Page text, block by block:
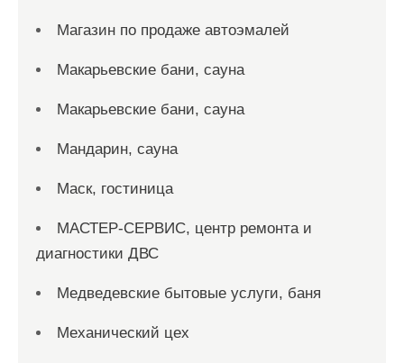
Магазин по продаже автоэмалей
Макарьевские бани, сауна
Макарьевские бани, сауна
Мандарин, сауна
Маск, гостиница
МАСТЕР-СЕРВИС, центр ремонта и
диагностики ДВС
Медведевские бытовые услуги, баня
Механический цех